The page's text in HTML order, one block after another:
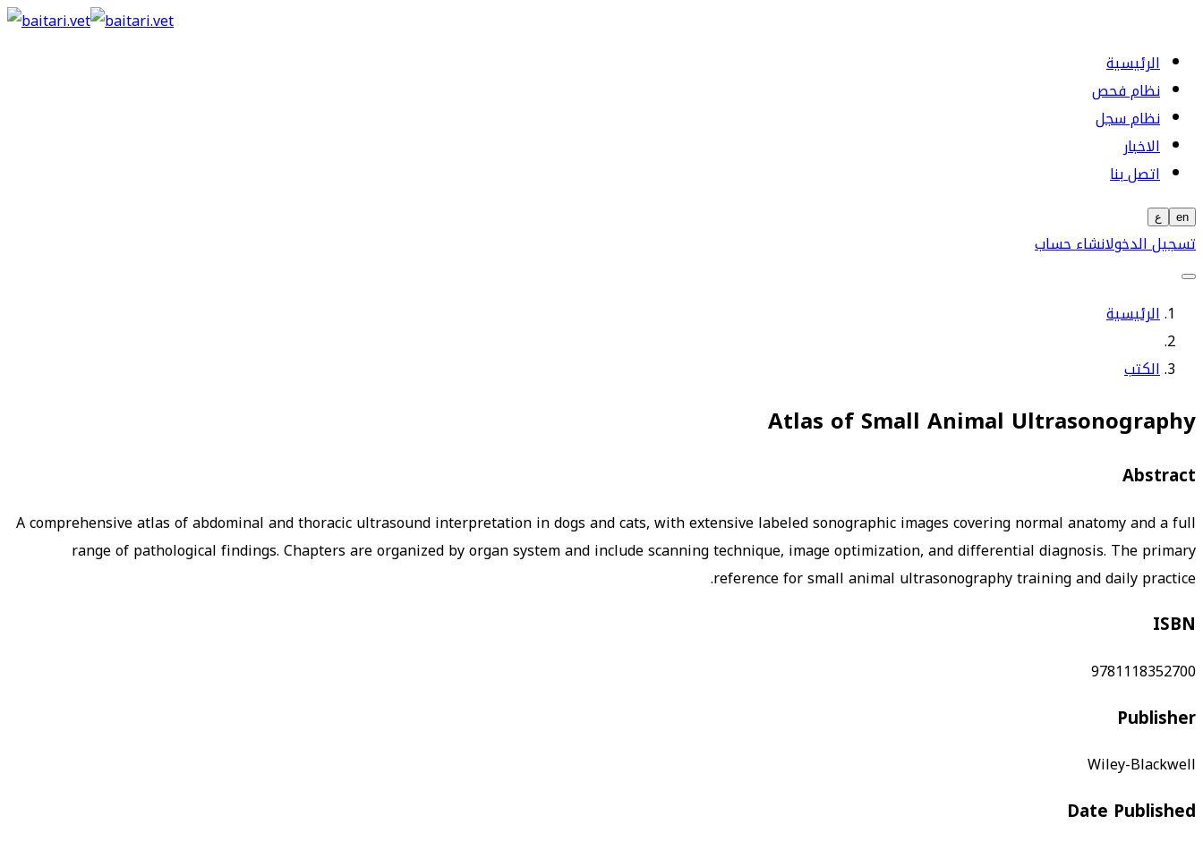
الرئيسية
نظام فحص
نظام سجل
الاخبار
اتصل بنا
en ع
تسجيل الدخولانشاء حساب
الرئيسية
الكتب
Atlas of Small Animal Ultrasonography
Abstract
A comprehensive atlas of abdominal and thoracic ultrasound interpretation in dogs and cats, with extensive labeled sonographic images covering normal anatomy and a full
range of pathological findings. Chapters are organized by organ system and include scanning technique, image optimization, and differential diagnosis. The primary
reference for small animal ultrasonography training and daily practice.
ISBN
9781118352700
Publisher
Wiley-Blackwell
Date Published